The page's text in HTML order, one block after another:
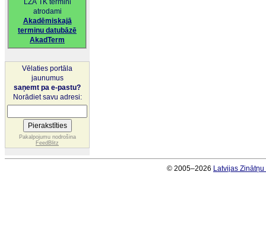
LZA TK termini
atrodami
Akadēmiskajā
terminu datubāzē
AkadTerm
Vēlaties portāla
jaunumus
saņemt pa e-pastu?
Norādiet savu adresi:
Pakalpojumu nodrošina
FeedBlitz
© 2005–2026 Latvijas